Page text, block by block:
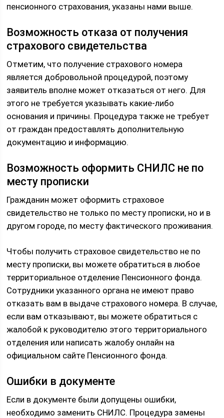
пенсионного страхования, указаны нами выше.
Возможность отказа от получения
страхового свидетельства
Отметим, что получение страхового номера
является добровольной процедурой, поэтому
заявитель вполне может отказаться от него. Для
этого не требуется указывать какие-либо
основания и причины. Процедура также не требует
от граждан предоставлять дополнительную
документацию и информацию.
Возможность оформить СНИЛС не по
месту прописки
Гражданин может оформить страховое
свидетельство не только по месту прописки, но и в
другом городе, по месту фактического проживания.
Чтобы получить страховое свидетельство не по
месту прописки, вы можете обратиться в любое
территориальное отделение Пенсионного фонда.
Сотрудники указанного органа не имеют право
отказать вам в выдаче страхового номера. В случае,
если вам отказывают, вы можете обратиться с
жалобой к руководителю этого территориального
отделения или написать жалобу онлайн на
официальном сайте Пенсионного фонда.
Ошибки в документе
Если в документе были допущены ошибки,
необходимо заменить СНИЛС. Процедура замены